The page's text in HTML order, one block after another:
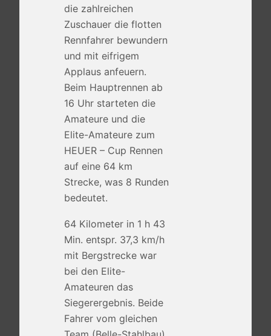
die zahlreichen
Zuschauer die flotten
Rennfahrer bewundern
und mit eifrigem
Applaus anfeuern.
Beim Hauptrennen ab
16 Uhr starteten die
Amateure und die
Elite-Amateure zum
HEUER – Cup Rennen
auf eine 64 km
Strecke, was 8 Runden
bedeutet.
64 Kilometer in 1 h 43
Min. entspr. 37,3 km/h
mit Bergstrecke war
bei den Elite-
Amateuren das
Siegerergebnis. Beide
Fahrer vom gleichen